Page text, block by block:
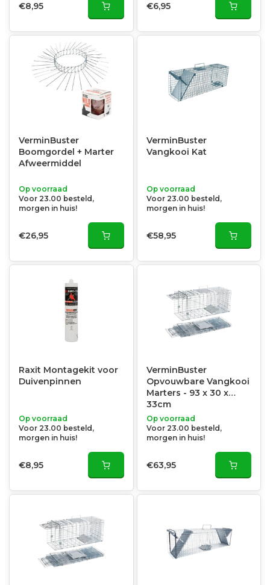
€8,95 €6,95
VerminBuster
Boomgordel + Marter
Afweermiddel
Op voorraad
Voor 23.00 besteld,
morgen in huis!
€26,95
VerminBuster
Vangkooi Kat
Op voorraad
Voor 23.00 besteld,
morgen in huis!
€58,95
Raxit Montagekit voor
Duivenpinnen
Op voorraad
Voor 23.00 besteld,
morgen in huis!
€8,95
VerminBuster
Opvouwbare Vangkooi
Marters - 93 x 30 x
33cm
Op voorraad
Voor 23.00 besteld,
morgen in huis!
€63,95